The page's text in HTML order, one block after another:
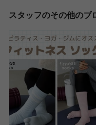
スタッフのその他のブ